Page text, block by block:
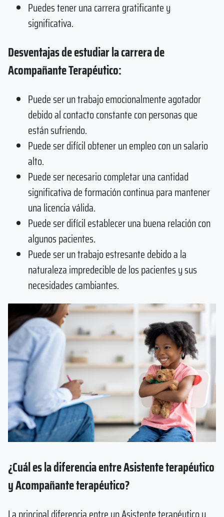
Puedes tener una carrera gratificante y
significativa.
Desventajas de estudiar la carrera de
Acompañante Terapéutico:
Puede ser un trabajo emocionalmente agotador
debido al contacto constante con personas que
están sufriendo.
Puede ser difícil obtener un empleo con un salario
alto.
Puede ser necesario completar una cantidad
significativa de formación continua para mantener
una licencia válida.
Puede ser difícil establecer una buena relación con
algunos pacientes.
Puede ser un trabajo estresante debido a la
naturaleza impredecible de los pacientes y sus
necesidades cambiantes.
¿Cuál es la diferencia entre Asistente terapéutico
y Acompañante terapéutico?